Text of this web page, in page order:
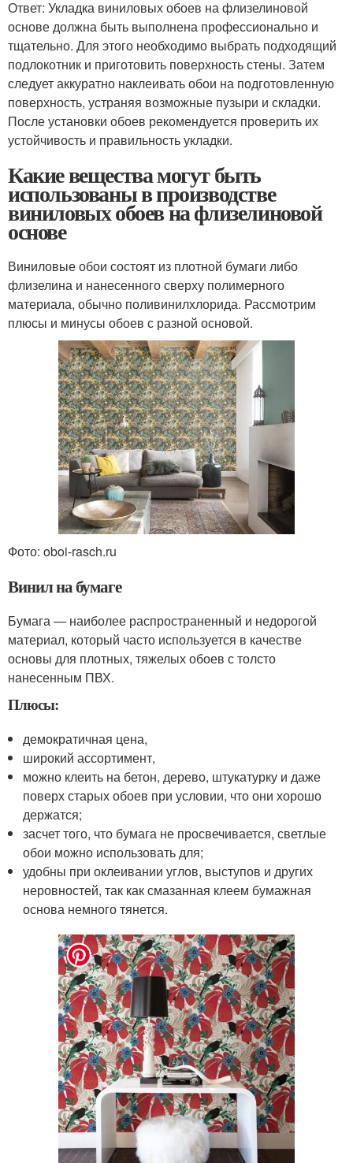
Ответ: Укладка виниловых обоев на флизелиновой
основе должна быть выполнена профессионально и
тщательно. Для этого необходимо выбрать подходящий
подлокотник и приготовить поверхность стены. Затем
следует аккуратно наклеивать обои на подготовленную
поверхность, устраняя возможные пузыри и складки.
После установки обоев рекомендуется проверить их
устойчивость и правильность укладки.
Какие вещества могут быть
использованы в производстве
виниловых обоев на флизелиновой
основе
Виниловые обои состоят из плотной бумаги либо
флизелина и нанесенного сверху полимерного
материала, обычно поливинилхлорида. Рассмотрим
плюсы и минусы обоев с разной основой.
Фото: oboi-rasch.ru
Винил на бумаге
Бумага — наиболее распространенный и недорогой
материал, который часто используется в качестве
основы для плотных, тяжелых обоев с толсто
нанесенным ПВХ.
Плюсы:
демократичная цена,
широкий ассортимент,
можно клеить на бетон, дерево, штукатурку и даже
поверх старых обоев при условии, что они хорошо
держатся;
засчет того, что бумага не просвечивается, светлые
обои можно использовать для;
удобны при оклеивании углов, выступов и других
неровностей, так как смазанная клеем бумажная
основа немного тянется.